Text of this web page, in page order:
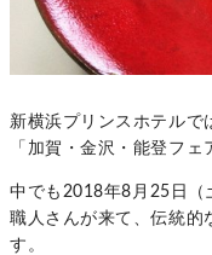
新横浜プリンスホテルで
「加賀・金沢・能登フェ
中でも2018年8月25日（
職人さんが来て、伝統的
す。